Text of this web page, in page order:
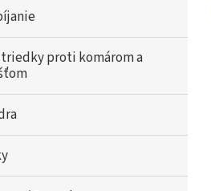
proti komárom a